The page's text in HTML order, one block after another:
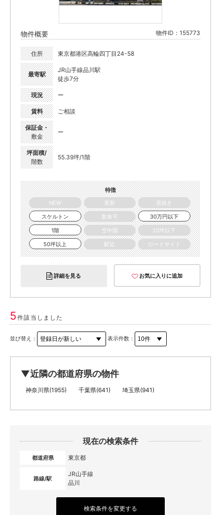
物件概要 物件ID：155773
住所 東京都港区高輪四丁目24-58
最寄駅
JR山手線品川駅
徒歩7分
現況 ー
賃料 ご相談
保証金・
敷金
ー
坪面積/
階数
55.39坪/1階
特徴
NEW
更新
居抜き
スケルトン
飲食可
30万円以下
1階
空中階
20坪以下
50坪以上
駅近 ロードサイド
詳細を見る お気に入りに追加
5件該当しました
並び替え： 表示件数：
▼近隣の都道府県の物件
神奈川県(1955) 千葉県(641) 埼玉県(941)
現在の検索条件
都道府県 東京都
路線/駅
JR山手線
品川
検索条件を変更する